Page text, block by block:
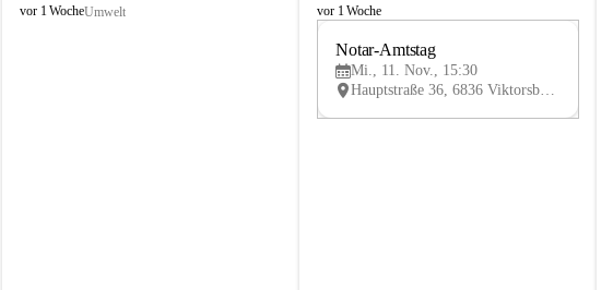
V
vor 1 WocheUmwelt
V
vor 1 Woche
V
Notar-Amtstag
Mi., 11. Nov., 15:30
Hauptstraße 36, 6836 Viktorsberg, AUT